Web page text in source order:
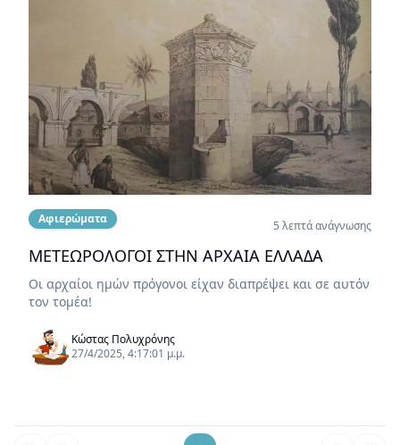
Αφιερώματα 5 λεπτά ανάγνωσης
ΜΕΤΕΩΡΟΛΟΓΟΙ ΣΤΗΝ ΑΡΧΑΙΑ ΕΛΛΑΔΑ
Οι αρχαίοι ημών πρόγονοι είχαν διαπρέψει και σε αυτόν
τον τομέα!
Κώστας Πολυχρόνης
27/4/2025, 4:17:01 μ.μ.